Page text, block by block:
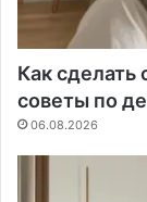
Как
советы по
06.08.2026